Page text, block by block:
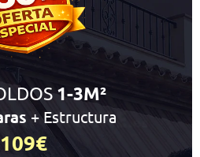
1-3M²
+ Estructura
109€